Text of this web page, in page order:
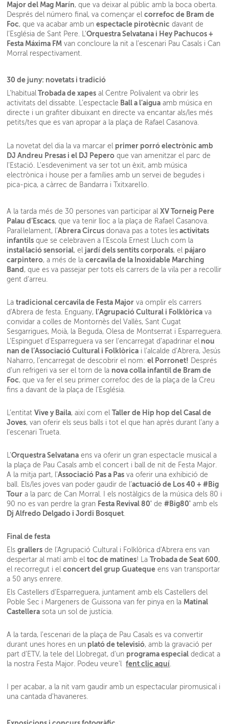
Major del Mag Marín, que va deixar al públic amb la boca oberta.
Després del número final, va començar elcorrefoc de Bram de
Foc, que va acabar amb unespectacle pirotècnic davant de
l’Església de Sant Pere. L'Orquestra Selvatana i Hey Pachucos +
Festa Máxima FM van concloure la nit a l’escenari Pau Casals i Can
Morral respectivament.
30 de juny: novetats i tradició
L’habitual Trobada de xapes al Centre Polivalent va obrir les
activitats del dissabte. L’espectacle Ball a l’aigua amb música en
directe i un grafiter dibuixant en directe va encantar als/les més
petits/tes que es van apropar a la plaça de Rafael Casanova.
La novetat del dia la va marcar el primer porró electrònic amb
DJ Andreu Presas i el DJ Pepero que van amenitzar el parc de
l’Estació. L'esdeveniment va ser tot un èxit, amb música
electrònica i house per a famílies amb un servei de begudes i
pica-pica, a càrrec de Bandarra i Txitxarel·lo.
A la tarda més de 30 persones van participar alXV Torneig Pere
Palau d’Escacs, que va tenir lloc a la plaça de Rafael Casanova.
Paral·lelament, l’Abrera Circus donava pas a totes les activitats
infantils que se celebraven a l’Escola Ernest Lluch com la
instal·lació sensorial, el jardí dels sentits corporals, el pájaro
carpintero, a més de lacercavila de la Inoxidable Marching
Band, que es va passejar per tots els carrers de la vila per a recollir
gent d’arreu.
Latradicional cercavila de Festa Major va omplir els carrers
d'Abrera de festa. Enguany, l’Agrupació Cultural i Folklòrica va
convidar a colles de Montornès del Vallès, Sant Cugat
Sesgarrigues, Moià, la Beguda, Olesa de Montserrat i Esparreguera.
L’Espinguet d’Esparreguera va ser l’encarregat d’apadrinar el nou
nan de l’Associació Cultural i Folklòrica i l’alcalde d’Abrera, Jesús
Naharro, l’encarregat de descobrir el nom:el Porronet! Després
d’un refrigeri va ser el torn de la nova colla infantil de Bram de
Foc, que va fer el seu primer correfoc des de la plaça de la Creu
fins a davant de la plaça de l’Església.
L’entitatVive y Baila, així com elTaller de Hip hop del Casal de
Joves, van oferir els seus balls i tot el que han après durant l’any a
l’escenari Trueta.
L'Orquestra Selvatana ens va oferir un gran espectacle musical a
la plaça de Pau Casals amb el concert i ball de nit de Festa Major.
A la mitja part, l'Associació Pas a Pas va oferir una exhibició de
ball. Els/les joves van poder gaudir de l’actuació de Los 40 + #Big
Tour a la parc de Can Morral. I els nostàlgics de la música dels 80 i
90 no es van perdre la gran Festa Revival 80' de#Big80' amb els
Dj Alfredo Delgado i Jordi Bosquet
Final de festa
Elsgrallers de l'Agrupació Cultural i Folklòrica d'Abrera ens van
despertar al matí amb eltoc de matines! LaTrobada de Seat 600,
el recorregut i elconcert del grup Guateque ens van transportar
a 50 anys enrere.
Els Castellers d'Esparreguera, juntament amb els Castellers del
Poble Sec i Margeners de Guissona van fer pinya en la Matinal
Castellera sota un sol de justícia.
A la tarda, l'escenari de la plaça de Pau Casals es va convertir
durant unes hores en un plató de televisió, amb la gravació per
part d’ETV, la tele del Llobregat, d'un programa especial dedicat a
la nostra Festa Major. Podeu veure'lfent clic aquí
I per acabar, a la nit vam gaudir amb un espectacular piromusical i
una cantada d'havaneres.